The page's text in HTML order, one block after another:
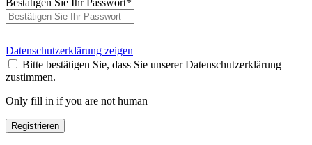
Datenschutzerklärung zeigen
Bitte bestätigen Sie, dass Sie unserer Datenschutzerklärung
zustimmen.
Only fill in if you are not human